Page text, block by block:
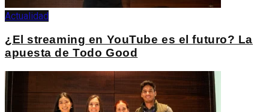
Actualidad
¿El streaming en YouTube es el futuro? La
apuesta de Todo Good